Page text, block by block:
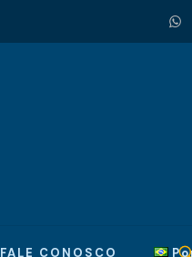
FALE CONOSCO